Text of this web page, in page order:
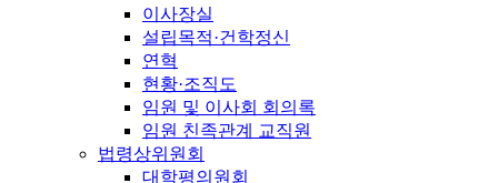
이사장실
설립목적·건학정신
연혁
현황·조직도
임원 및 이사회 회의록
임원 친족관계 교직원
법령상위원회
대학평의원회